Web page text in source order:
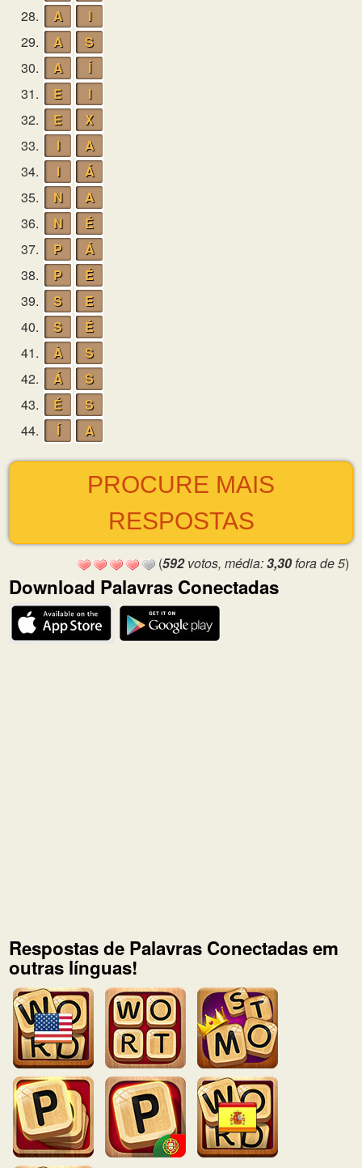
28.
A
I
29.
A
S
30.
A
Í
31.
E
I
32.
E
X
33.
I
A
34.
I
Á
35.
N
A
36.
N
É
37.
P
Á
38.
P
É
39.
S
E
40.
S
É
41.
À
S
42.
Á
S
43.
É
S
44.
Í A
PROCURE MAIS
RESPOSTAS
(592votos, média:3,30fora de 5)
Download Palavras Conectadas
Respostas de Palavras Conectadas em
outras línguas!